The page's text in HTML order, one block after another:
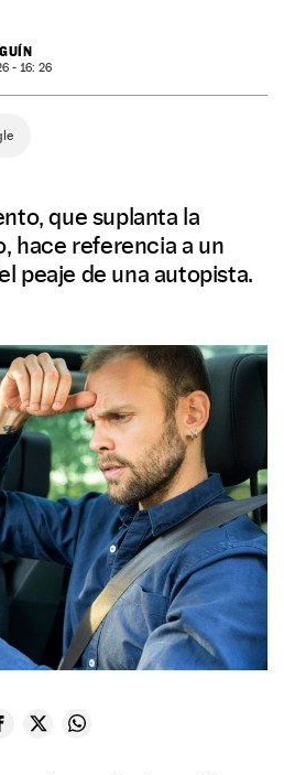
- 16: 26
que suplanta la
hace referencia a un
peaje de una autopista.